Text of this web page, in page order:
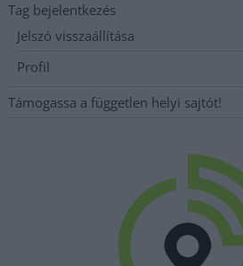
Tag bejelentkezés
Jelszó visszaállítása
Profil
Támogassa a független helyi sajtót!